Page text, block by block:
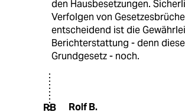
den Hausbesetzungen.
Verfolgen von
entscheidend ist die
Berichterstattung - denn
Grundgesetz - noch.
RB Rolf B.